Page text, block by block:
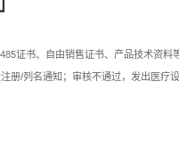
证书、自由销售证书、产品技术资料
册/列名通知；审核不通过，发出医疗